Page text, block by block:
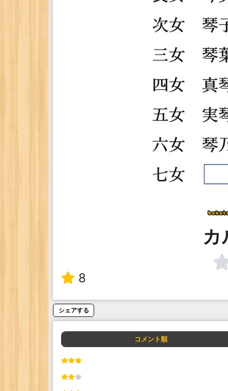
カ
8
シェアする
コメント順